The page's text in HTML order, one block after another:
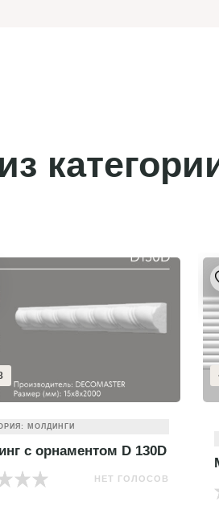
МОЛДИНГИ
с орнаментом D 130D
НЕТ ГОЛОСОВ